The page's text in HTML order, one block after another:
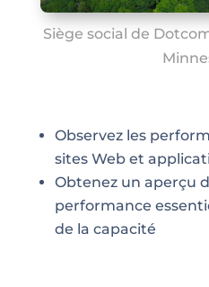
Siège social de
Observez les
sites Web et
Obtenez un aperçu
performance
de la capacité